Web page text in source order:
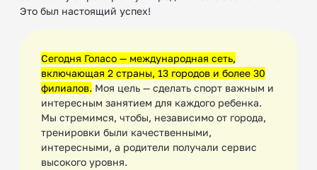
Это был настоящий успех!
Сегодня Голасо — международная сеть,
включающая 2 страны, 13 городов и более 30
филиалов. Моя цель — сделать спорт важным и
интересным занятием для каждого ребенка.
Мы стремимся, чтобы, независимо от города,
тренировки были качественными,
интересными, а родители получали сервис
высокого уровня.